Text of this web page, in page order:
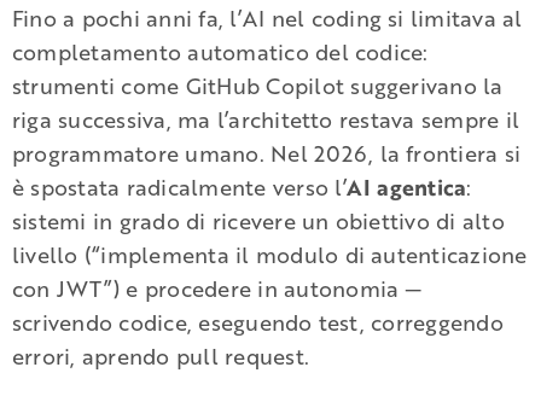
Fino a pochi anni fa, l’AI nel coding si limitava al
completamento automatico del codice:
strumenti come GitHub Copilot suggerivano la
riga successiva, ma l’architetto restava sempre il
programmatore umano. Nel 2026, la frontiera si
è spostata radicalmente verso l’AI agentica:
sistemi in grado di ricevere un obiettivo di alto
livello (“implementa il modulo di autenticazione
con JWT”) e procedere in autonomia —
scrivendo codice, eseguendo test, correggendo
errori, aprendo pull request.